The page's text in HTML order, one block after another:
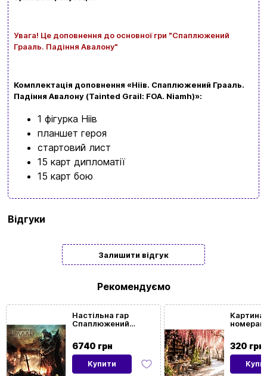
Увага! Це доповнення до основної гри "Спаплюжений
Грааль. Падіння Авалону"
Комплектація доповнення «Ніів. Спаплюжений Грааль.
Падіння Авалону (Tainted Grail: FOA. Niamh)»:
1 фігурка Ніів
планшет героя
стартовий лист
15 карт дипломатії
15 карт бою
категорія
12+
Час гри > 60хв.
Відгуки
Залишити відгук
Рекомендуємо
6740 грн
Настільна гар
Спаплюжений
Grail: The Fall of
Avalon)
Купити
320 грн
Картина